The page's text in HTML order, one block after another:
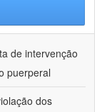
de intervenção
puerperal
dos